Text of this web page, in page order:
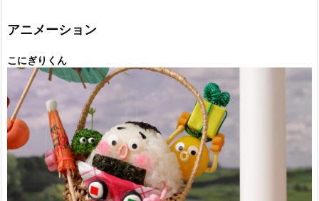
ー
アニメーション
こにぎりくん